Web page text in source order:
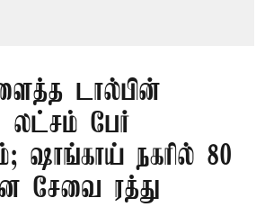
டால்பின்
லட்சம் பேர்
ஷாங்காய் நகரில் 80
சேவை ரத்து